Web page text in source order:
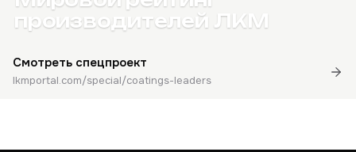
производителей ЛКМ
Смотреть спецпроект
lkmportal.com/special/coatings-leaders